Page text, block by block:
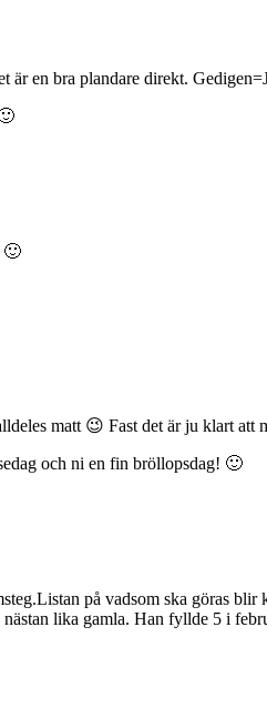
en bra plandare direkt.
🙂
matt 😉 Fast det är ju klart
och ni en fin bröllopsdag! 🙂
på vadsom ska göras blir
lika gamla. Han fyllde 5 i